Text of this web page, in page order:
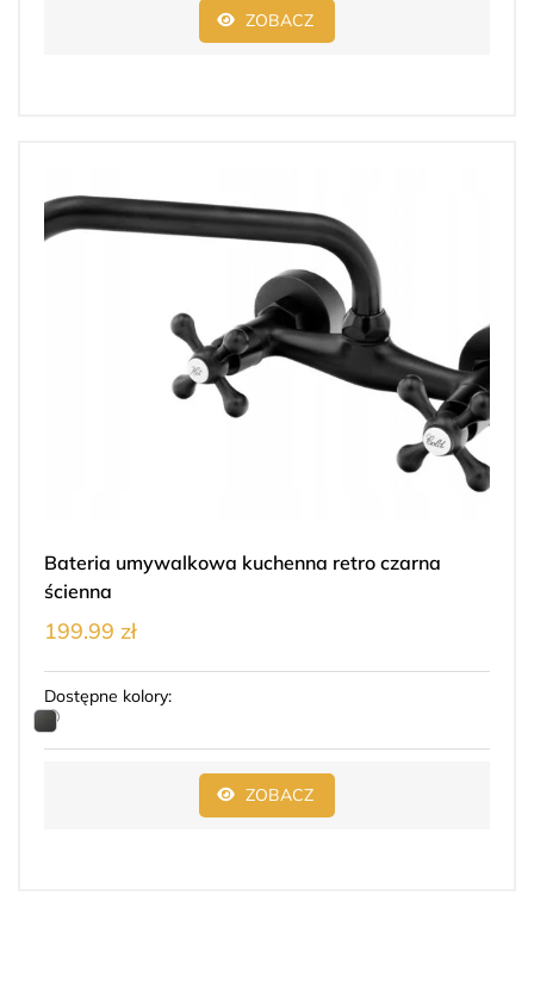
ZOBACZ
Bateria umywalkowa kuchenna retro czarna
ścienna
199.99 zł
Dostępne kolory:
ZOBACZ